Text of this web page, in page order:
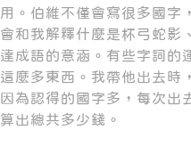
用。伯維不僅會寫很多國字
會和我解釋什麼是杯弓蛇影
達成語的意涵。有些字詞的
這麼多東西。我帶他出去時
因為認得的國字多，每次出
算出總共多少錢。